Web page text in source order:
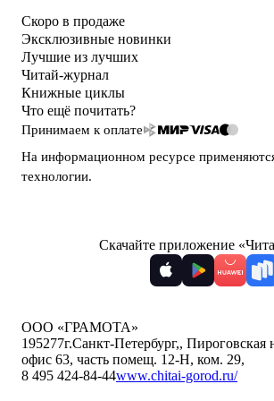
Скоро в продаже
Эксклюзивные новинки
Лучшие из лучших
Читай-журнал
Книжные циклы
Что ещё почитать?
Принимаем к оплате
На информационном ресурсе
технологии.
Скачайте приложение
ООО «ГРАМОТА»
195277г.Санкт-Петербург,, Пироговская
офис 63, часть помещ. 12-Н, ком. 29,
8 495 424-84-44www.chitai-gorod.ru/